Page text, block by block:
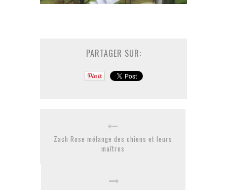
PARTAGER SUR:
Zach Rose mélange des chiens et leurs
maîtres